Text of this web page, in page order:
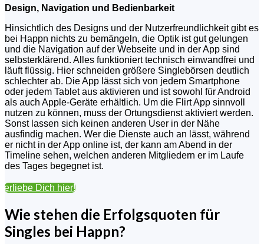
Design, Navigation und Bedienbarkeit
Hinsichtlich des Designs und der Nutzerfreundlichkeit gibt es
bei Happn nichts zu bemängeln, die Optik ist gut gelungen
und die Navigation auf der Webseite und in der App sind
selbsterklärend. Alles funktioniert technisch einwandfrei und
läuft flüssig. Hier schneiden größere Singlebörsen deutlich
schlechter ab. Die App lässt sich von jedem Smartphone
oder jedem Tablet aus aktivieren und ist sowohl für Android
als auch Apple-Geräte erhältlich. Um die Flirt App sinnvoll
nutzen zu können, muss der Ortungsdienst aktiviert werden.
Sonst lassen sich keinen anderen User in der Nähe
ausfindig machen. Wer die Dienste auch an lässt, während
er nicht in der App online ist, der kann am Abend in der
Timeline sehen, welchen anderen Mitgliedern er im Laufe
des Tages begegnet ist.
Dich hier!
Wie stehen die Erfolgsquoten für
Singles bei Happn?